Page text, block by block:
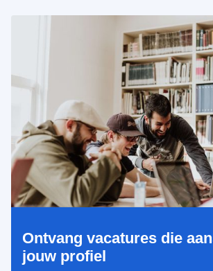
Ontvang vacatures die
jouw profiel